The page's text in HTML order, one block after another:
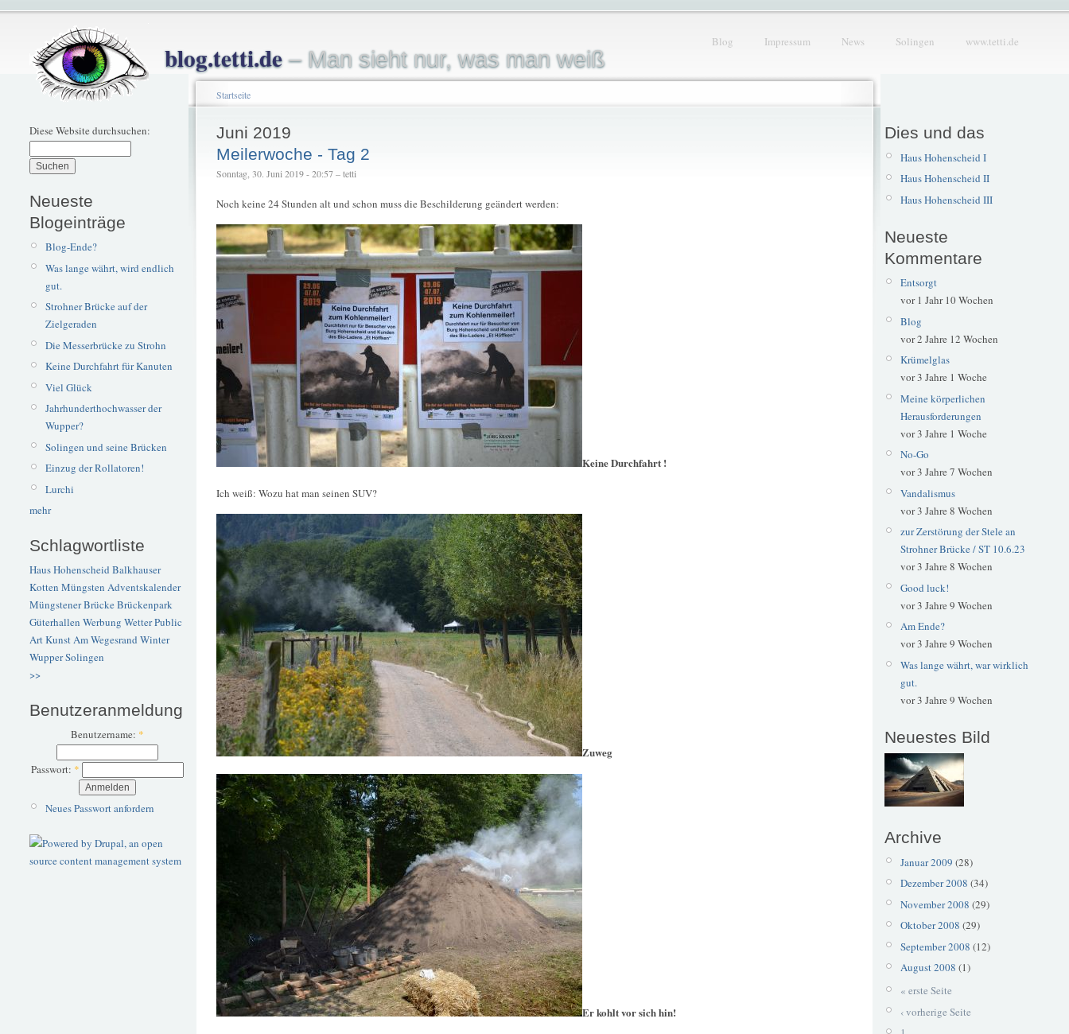
blog.tetti.de– Man sieht nur, was man weiß
Blog Impressum News Solingen www.tetti.de
Diese Website durchsuchen:
Neueste
Blogeinträge
Blog-Ende?
Was lange währt, wird endlich
gut.
Strohner Brücke auf der
Zielgeraden
Die Messerbrücke zu Strohn
Keine Durchfahrt für Kanuten
Viel Glück
Jahrhunderthochwasser der
Wupper?
Solingen und seine Brücken
Einzug der Rollatoren!
Lurchi
mehr
Schlagwortliste
Haus Hohenscheid Balkhauser
Kotten Müngsten Adventskalender
Müngstener BrückeBrückenpark
Güterhallen Werbung WetterPublic
ArtKunstAm Wegesrand Winter
WupperSolingen
>>
Benutzeranmeldung
Benutzername: *
Passwort: *
Neues Passwort anfordern
Startseite
Juni 2019
Meilerwoche - Tag 2
Sonntag, 30. Juni 2019 - 20:57 – tetti
Noch keine 24 Stunden alt und schon muss die Beschilderung geändert werden:
Keine Durchfahrt !
Ich weiß: Wozu hat man seinen SUV?
Zuweg
Er kohlt vor sich hin!
Dies und das
Haus Hohenscheid I
Haus Hohenscheid II
Haus Hohenscheid III
Neueste
Kommentare
Entsorgt
vor 1 Jahr 10 Wochen
Blog
vor 2 Jahre 12 Wochen
Krümelglas
vor 3 Jahre 1 Woche
Meine körperlichen
Herausforderungen
vor 3 Jahre 1 Woche
No-Go
vor 3 Jahre 7 Wochen
Vandalismus
vor 3 Jahre 8 Wochen
zur Zerstörung der Stele an
Strohner Brücke / ST 10.6.23
vor 3 Jahre 8 Wochen
Good luck!
vor 3 Jahre 9 Wochen
Am Ende?
vor 3 Jahre 9 Wochen
Was lange währt, war wirklich
gut.
vor 3 Jahre 9 Wochen
Neuestes Bild
Archive
Januar 2009 (28)
Dezember 2008 (34)
November 2008 (29)
Oktober 2008 (29)
September 2008 (12)
August 2008 (1)
« erste Seite
‹ vorherige Seite